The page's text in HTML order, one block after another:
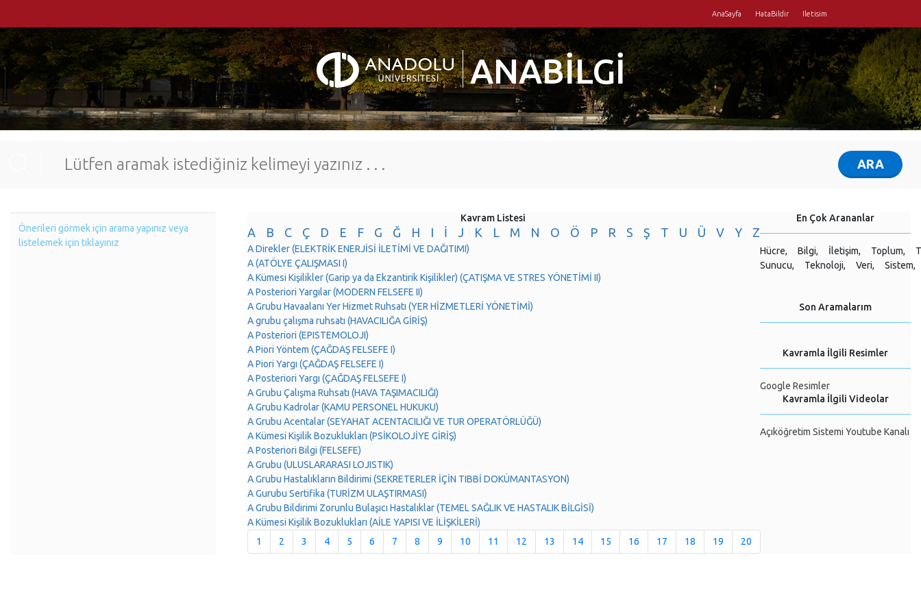
AnaSayfa HataBildir Iletisim
ANABİLGİ
Kavram Listesi
A B C Ç D E F G Ğ H I İ J K L M N O Ö P R S Ş T U Ü V Y Z
A Direkler (ELEKTRİK ENERJİSİ İLETİMİ VE DAĞITIMI)
A (ATÖLYE ÇALIŞMASI I)
A Kümesi Kişilikler (Garip ya da Ekzantirik Kişilikler) (ÇATIŞMA VE STRES YÖNETİMİ II)
A Posteriori Yargılar (MODERN FELSEFE II)
A Grubu Havaalanı Yer Hizmet Ruhsatı (YER HİZMETLERİ YÖNETİMİ)
A grubu çalışma ruhsatı (HAVACILIĞA GİRİŞ)
A Posteriori (EPISTEMOLOJI)
A Piori Yöntem (ÇAĞDAŞ FELSEFE I)
A Piori Yargı (ÇAĞDAŞ FELSEFE I)
A Posteriori Yargı (ÇAĞDAŞ FELSEFE I)
A Grubu Çalışma Ruhsatı (HAVA TAŞIMACILIĞI)
A Grubu Kadrolar (KAMU PERSONEL HUKUKU)
A Grubu Acentalar (SEYAHAT ACENTACILIĞI VE TUR OPERATÖRLÜĞÜ)
A Kümesi Kişilik Bozuklukları (PSİKOLOJİYE GİRİŞ)
A Posteriori Bilgi (FELSEFE)
A Grubu (ULUSLARARASI LOJISTIK)
A Grubu Hastalıkların Bildirimi (SEKRETERLER İÇİN TIBBİ DOKÜMANTASYON)
A Gurubu Sertifika (TURİZM ULAŞTIRMASI)
A Grubu Bildirimi Zorunlu Bulaşıcı Hastalıklar (TEMEL SAĞLIK VE HASTALIK BİLGİSİ)
A Kümesi Kişilik Bozuklukları (AİLE YAPISI VE İLİŞKİLERİ)
1
2 3 4 5 6 7 8 9 10 11 12 13 14 15 16 17 18 19 20
En Çok Arananlar
Hücre, Bilgi, İletişim, Toplum,
Sunucu,
Teknoloji, Veri, Sistem,
Son Aramalarım
Kavramla İlgili Resimler
Google Resimler
Kavramla İlgili Videolar
Açıköğretim Sistemi Youtube Kanalı
Önerileri görmek için arama yapınız veya
listelemek için tıklayınız